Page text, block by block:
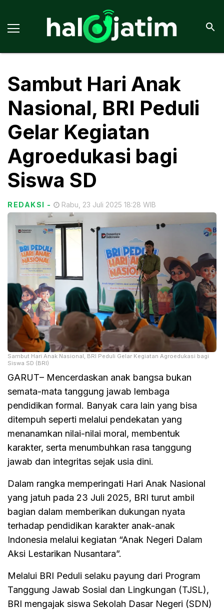
Sambut Hari Anak
Nasional, BRI Peduli
Gelar Kegiatan
Agroedukasi bagi
Siswa SD
REDAKSI - Rabu, 23 Juli 2025 18:28 WIB
Sambut Hari Anak Nasional, BRI Peduli Gelar Kegiatan Agroedukasi bagi
Siswa SD (BRI)
GARUT– Mencerdaskan anak bangsa bukan
semata-mata tanggung jawab lembaga
pendidikan formal. Banyak cara lain yang bisa
ditempuh seperti melalui pendekatan yang
menanamkan nilai-nilai moral, membentuk
karakter, serta menumbuhkan rasa tanggung
jawab dan integritas sejak usia dini.
Dalam rangka memperingati Hari Anak Nasional
yang jatuh pada 23 Juli 2025, BRI turut ambil
bagian dalam memberikan dukungan nyata
terhadap pendidikan karakter anak-anak
Indonesia melalui kegiatan “Anak Negeri Dalam
Aksi Lestarikan Nusantara”.
Melalui BRI Peduli selaku payung dari Program
Tanggung Jawab Sosial dan Lingkungan (TJSL),
BRI mengajak siswa Sekolah Dasar Negeri (SDN)